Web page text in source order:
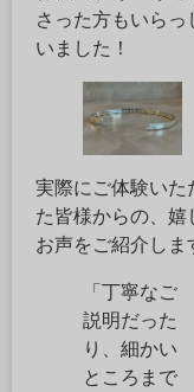
さった方もいらっ
いました！
実際にご体験いた
た皆様からの、嬉
お声をご紹介しま
「丁寧なご
説明だった
り、細かい
ところまで